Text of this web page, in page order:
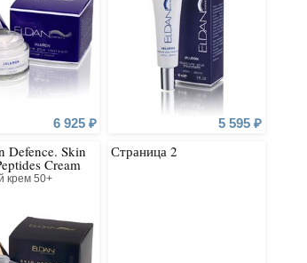
6 925 ₽ 5 595 ₽
Defence. Skin
Cream
крем 50+
Страница 2